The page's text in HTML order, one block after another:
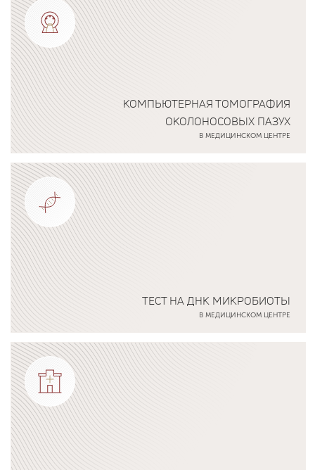
КОМПЬЮТЕРНАЯ ТОМОГРАФИЯ
ОКОЛОНОСОВЫХ ПАЗУХ
В МЕДИЦИНСКОМ ЦЕНТРЕ
Подробнее о программе
ТЕСТ НА ДНК МИКРОБИОТЫ
В МЕДИЦИНСКОМ ЦЕНТРЕ
Подробнее о программе